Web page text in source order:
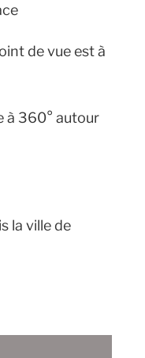
de vue est à
à 360° autour
la ville de